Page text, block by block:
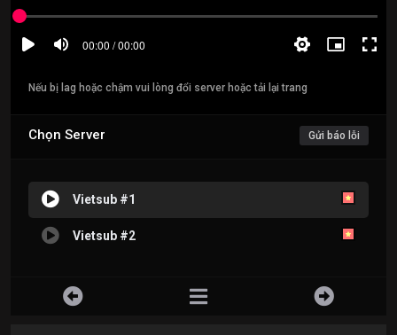
Nếu bị lag hoặc chậm vui lòng đổi server hoặc tải lại trang
Chọn Server Gửi báo lỗi
Vietsub #1
Vietsub #2